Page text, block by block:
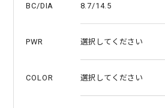
BC/DIA 8.7/14.5
PWR
COLOR